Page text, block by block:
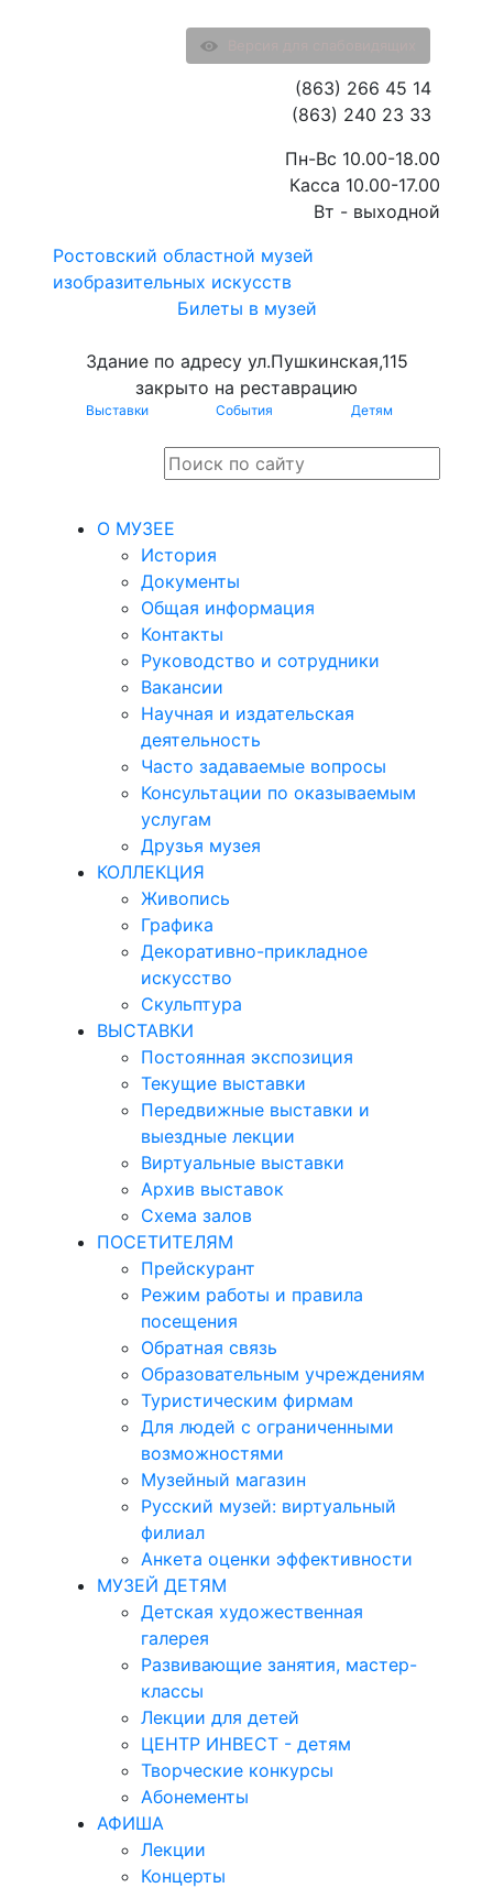
Ростовский областной музей
изобразительных искусств
Билеты в музей
Здание по адресу ул.Пушкинская,115
закрыто на реставрацию
Выставки События Детям
(863) 266 45 14
(863) 240 23 33
Пн-Вс 10.00-18.00
Касса 10.00-17.00
Вт - выходной
О МУЗЕЕ
История
Документы
Общая информация
Контакты
Руководство и сотрудники
Вакансии
Научная и издательская
деятельность
Часто задаваемые вопросы
Консультации по оказываемым
услугам
Друзья музея
КОЛЛЕКЦИЯ
Живопись
Графика
Декоративно-прикладное
искусство
Скульптура
ВЫСТАВКИ
Постоянная экспозиция
Текущие выставки
Передвижные выставки и
выездные лекции
Виртуальные выставки
Архив выставок
Схема залов
ПОСЕТИТЕЛЯМ
Прейскурант
Режим работы и правила
посещения
Обратная связь
Образовательным учреждениям
Туристическим фирмам
Для людей с ограниченными
возможностями
Музейный магазин
Русский музей: виртуальный
филиал
Анкета оценки эффективности
МУЗЕЙ ДЕТЯМ
Детская художественная
галерея
Развивающие занятия, мастер-
классы
Лекции для детей
ЦЕНТР ИНВЕСТ - детям
Творческие конкурсы
Абонементы
АФИША
Лекции
Концерты